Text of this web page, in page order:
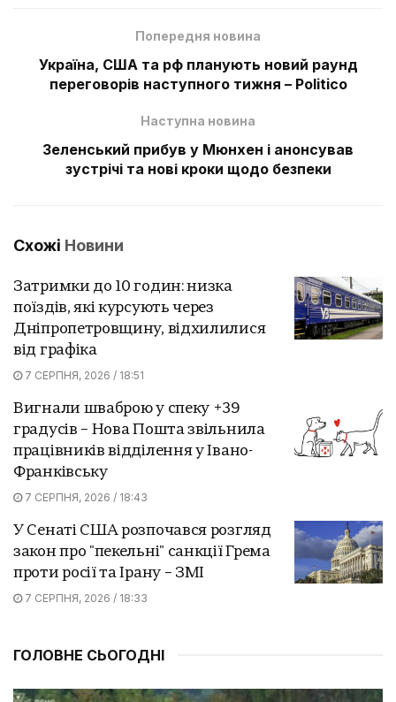
Попередня новина
Україна, США та рф планують новий раунд
переговорів наступного тижня – Politico
Наступна новина
Зеленський прибув у Мюнхен і анонсував
зустрічі та нові кроки щодо безпеки
Схожі Новини
Затримки до 10 годин: низка
поїздів, які курсують через
Дніпропетровщину, відхилилися
від графіка
7 СЕРПНЯ, 2026 / 18:51
Вигнали шваброю у спеку +39
градусів – Нова Пошта звільнила
працівників відділення у Івано-
Франківську
7 СЕРПНЯ, 2026 / 18:43
У Сенаті США розпочався розгляд
закон про "пекельні" санкції Грема
проти росії та Ірану – ЗМІ
7 СЕРПНЯ, 2026 / 18:33
ГОЛОВНЕ СЬОГОДНІ